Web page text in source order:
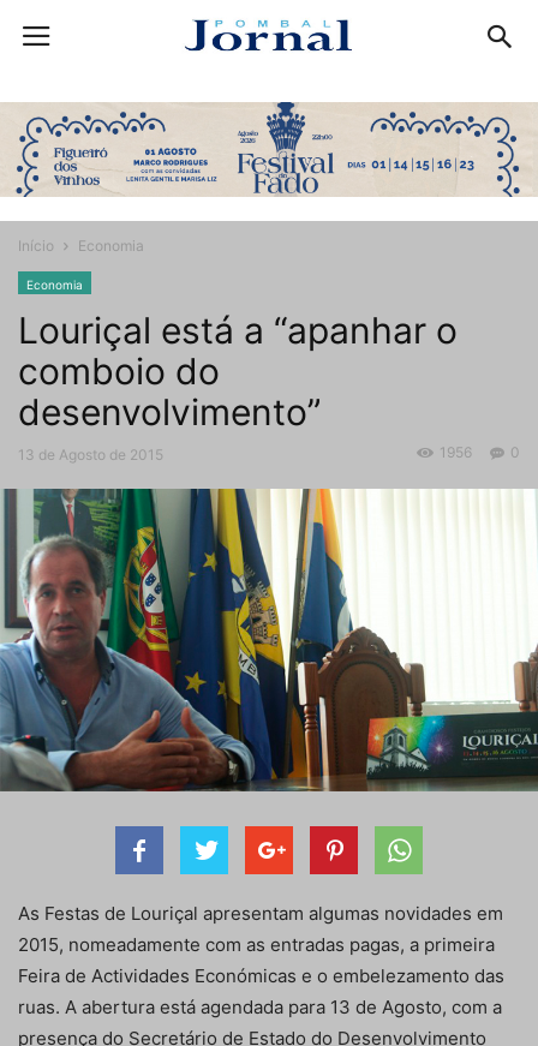
Início Economia
Economia
Louriçal está a “apanhar o
comboio do
desenvolvimento”
13 de Agosto de 2015 0
1956
As Festas de Louriçal apresentam algumas novidades em
2015, nomeadamente com as entradas pagas, a primeira
Feira de Actividades Económicas e o embelezamento das
ruas. A abertura está agendada para 13 de Agosto, com a
presença do Secretário de Estado do Desenvolvimento